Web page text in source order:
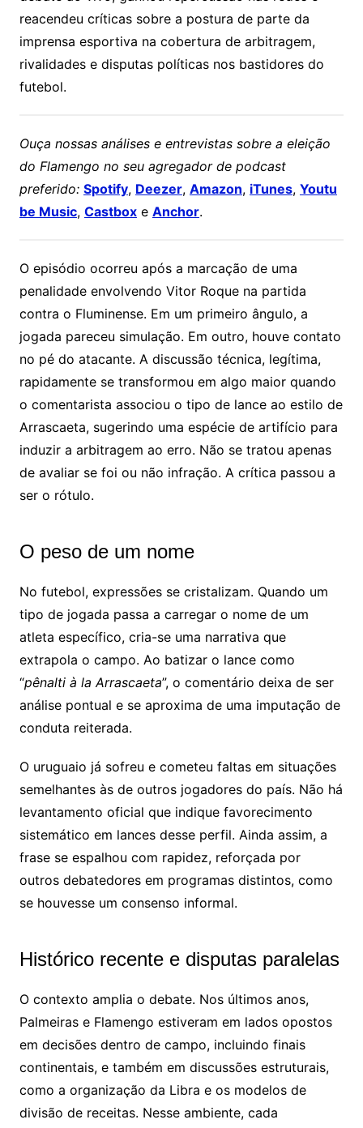
reacendeu críticas sobre a postura de parte da
imprensa esportiva na cobertura de arbitragem,
rivalidades e disputas políticas nos bastidores do
futebol.
Ouça nossas análises e entrevistas sobre a eleição
do Flamengo no seu agregador de podcast
preferido: Spotify, Deezer, Amazon, iTunes, Youtu
be Music, Castboxe Anchor.
O episódio ocorreu após a marcação de uma
penalidade envolvendo Vitor Roque na partida
contra o Fluminense. Em um primeiro ângulo, a
jogada pareceu simulação. Em outro, houve contato
no pé do atacante. A discussão técnica, legítima,
rapidamente se transformou em algo maior quando
o comentarista associou o tipo de lance ao estilo de
Arrascaeta, sugerindo uma espécie de artifício para
induzir a arbitragem ao erro. Não se tratou apenas
de avaliar se foi ou não infração. A crítica passou a
ser o rótulo.
O peso de um nome
No futebol, expressões se cristalizam. Quando um
tipo de jogada passa a carregar o nome de um
atleta específico, cria-se uma narrativa que
extrapola o campo. Ao batizar o lance como
“pênalti à la Arrascaeta”, o comentário deixa de ser
análise pontual e se aproxima de uma imputação de
conduta reiterada.
O uruguaio já sofreu e cometeu faltas em situações
semelhantes às de outros jogadores do país. Não há
levantamento oficial que indique favorecimento
sistemático em lances desse perfil. Ainda assim, a
frase se espalhou com rapidez, reforçada por
outros debatedores em programas distintos, como
se houvesse um consenso informal.
Histórico recente e disputas paralelas
O contexto amplia o debate. Nos últimos anos,
Palmeiras e Flamengo estiveram em lados opostos
em decisões dentro de campo, incluindo finais
continentais, e também em discussões estruturais,
como a organização da Libra e os modelos de
divisão de receitas. Nesse ambiente, cada